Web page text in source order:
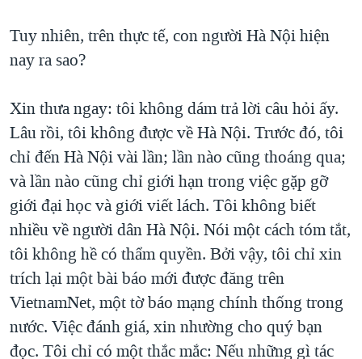
Tuy nhiên, trên thực tế, con người Hà Nội hiện
nay ra sao?
Xin thưa ngay: tôi không dám trả lời câu hỏi ấy.
Lâu rồi, tôi không được về Hà Nội. Trước đó, tôi
chỉ đến Hà Nội vài lần; lần nào cũng thoáng qua;
và lần nào cũng chỉ giới hạn trong việc gặp gỡ
giới đại học và giới viết lách. Tôi không biết
nhiều về người dân Hà Nội. Nói một cách tóm tắt,
tôi không hề có thẩm quyền. Bởi vậy, tôi chỉ xin
trích lại một bài báo mới được đăng trên
VietnamNet, một tờ báo mạng chính thống trong
nước. Việc đánh giá, xin nhường cho quý bạn
đọc. Tôi chỉ có một thắc mắc: Nếu những gì tác